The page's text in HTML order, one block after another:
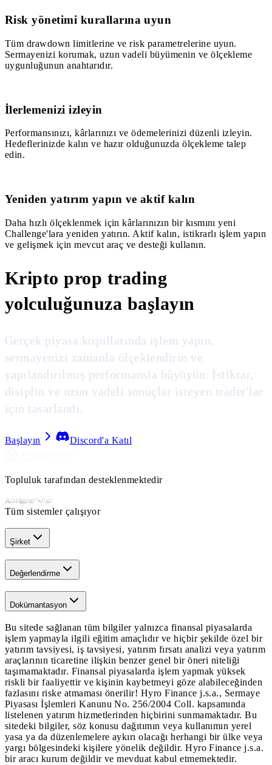
Risk yönetimi kurallarına uyun
Tüm drawdown limitlerine ve risk parametrelerine uyun.
Sermayenizi korumak, uzun vadeli büyümenin ve ölçekleme
uygunluğunun anahtarıdır.
İlerlemenizi izleyin
Performansınızı, kârlarınızı ve ödemelerinizi düzenli izleyin.
Hedeflerinizde kalın ve hazır olduğunuzda ölçekleme talep
edin.
Yeniden yatırım yapın ve aktif kalın
Daha hızlı ölçeklenmek için kârlarınızın bir kısmını yeni
Challenge'lara yeniden yatırın. Aktif kalın, istikrarlı işlem yapın
ve gelişmek için mevcut araç ve desteği kullanın.
Kripto prop trading
yolculuğunuza başlayın
Gerçek piyasa koşullarında işlem yapın,
sermayenizi zamanla ölçeklendirin ve
yapılandırılmış performansla büyüyün. İstikrar,
disiplin ve uzun vadeli sonuçlar isteyen trader'lar
için tasarlandı.
Başlayın Discord'a Katıl
Topluluk tarafından desteklenmektedir
Tüm sistemler çalışıyor
Şirket
Değerlendirme
Dokümantasyon
Bu sitede sağlanan tüm bilgiler yalnızca finansal piyasalarda
işlem yapmayla ilgili eğitim amaçlıdır ve hiçbir şekilde özel bir
yatırım tavsiyesi, iş tavsiyesi, yatırım fırsatı analizi veya yatırım
araçlarının ticaretine ilişkin benzer genel bir öneri niteliği
taşımamaktadır. Finansal piyasalarda işlem yapmak yüksek
riskli bir faaliyettir ve kişinin kaybetmeyi göze alabileceğinden
fazlasını riske atmaması önerilir! Hyro Finance j.s.a., Sermaye
Piyasası İşlemleri Kanunu No. 256/2004 Coll. kapsamında
listelenen yatırım hizmetlerinden hiçbirini sunmamaktadır. Bu
sitedeki bilgiler, söz konusu dağıtımın veya kullanımın yerel
yasa ya da düzenlemelere aykırı olacağı herhangi bir ülke veya
yargı bölgesindeki kişilere yönelik değildir. Hyro Finance j.s.a.
bir aracı kurum değildir ve mevduat kabul etmemektedir.